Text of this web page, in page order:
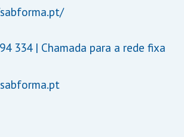
334 | Chamada para a rede fixa